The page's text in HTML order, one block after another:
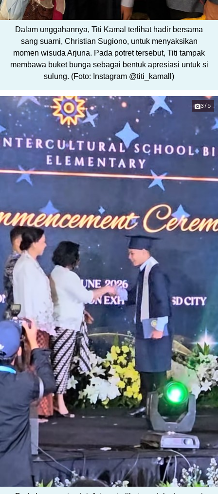
Dalam unggahannya, Titi Kamal terlihat hadir bersama
sang suami, Christian Sugiono, untuk menyaksikan
momen wisuda Arjuna. Pada potret tersebut, Titi tampak
membawa buket bunga sebagai bentuk apresiasi untuk si
sulung. (Foto: Instagram @titi_kamall)
3/5